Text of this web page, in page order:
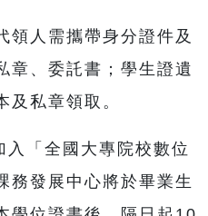
領人需攜帶身分證件及
章、委託書；學生證遺
及私章領取。
「全國大專院校數位
務發展中心將於畢業生